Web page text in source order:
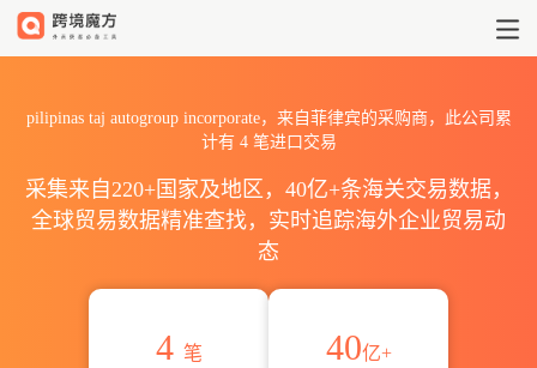
pilipinas taj autogroup incorporate，来自菲律宾的采购商，此公司累
计有 4笔进口交易
采集来自220+国家及地区，40亿+条海关交易数据，
全球贸易数据精准查找，实时追踪海外企业贸易动
态
4 笔
40亿+